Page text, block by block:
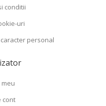
conditii
uri
personal
meu
cont